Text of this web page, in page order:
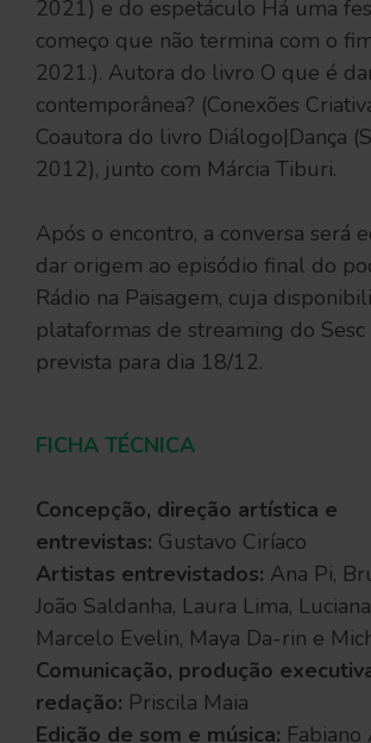
2021) e do espetáculo Há uma
começo que não termina com o
2021.). Autora do livro O que é
contemporânea? (Conexões
Coautora do livro Diálogo|Dança
2012), junto com Márcia Tiburi.
Após o encontro, a conversa será
dar origem ao episódio final do
Rádio na Paisagem, cuja
plataformas de streaming do Sesc
prevista para dia 18/12.
FICHA TÉCNICA
Concepção, direção artística e
entrevistas: Gustavo Ciríaco
Artistas entrevistados: Ana Pi,
João Saldanha, Laura Lima,
Marcelo Evelin, Maya Da-rin e
Comunicação, produção
redação: Priscila Maia
Edição de som e música: Fabiano